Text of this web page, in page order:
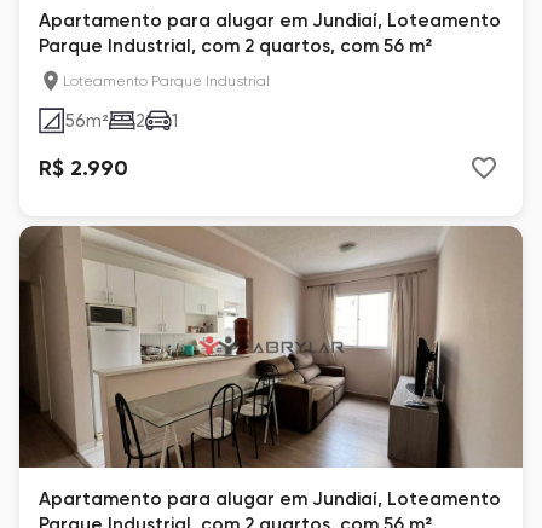
Apartamento para alugar em Jundiaí, Loteamento
Parque Industrial, com 2 quartos, com 56 m²
Loteamento Parque Industrial
56m² 2 1
R$ 2.990
Apartamento para alugar em Jundiaí, Loteamento